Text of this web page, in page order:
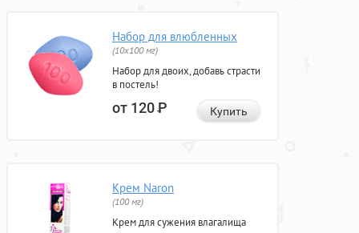
Набор для влюбленных
(10х100 мг)
Набор для двоих, добавь страсти
в постель!
от 120Р Купить
Крем Naron
(100 мг)
Крем для сужения влагалища